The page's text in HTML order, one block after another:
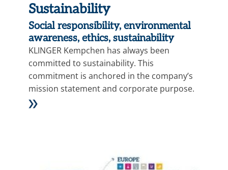
Sustainability
Social responsibility, environmental
awareness, ethics, sustainability
KLINGER Kempchen has always been
committed to sustainability. This
commitment is anchored in the company’s
mission statement and corporate purpose.